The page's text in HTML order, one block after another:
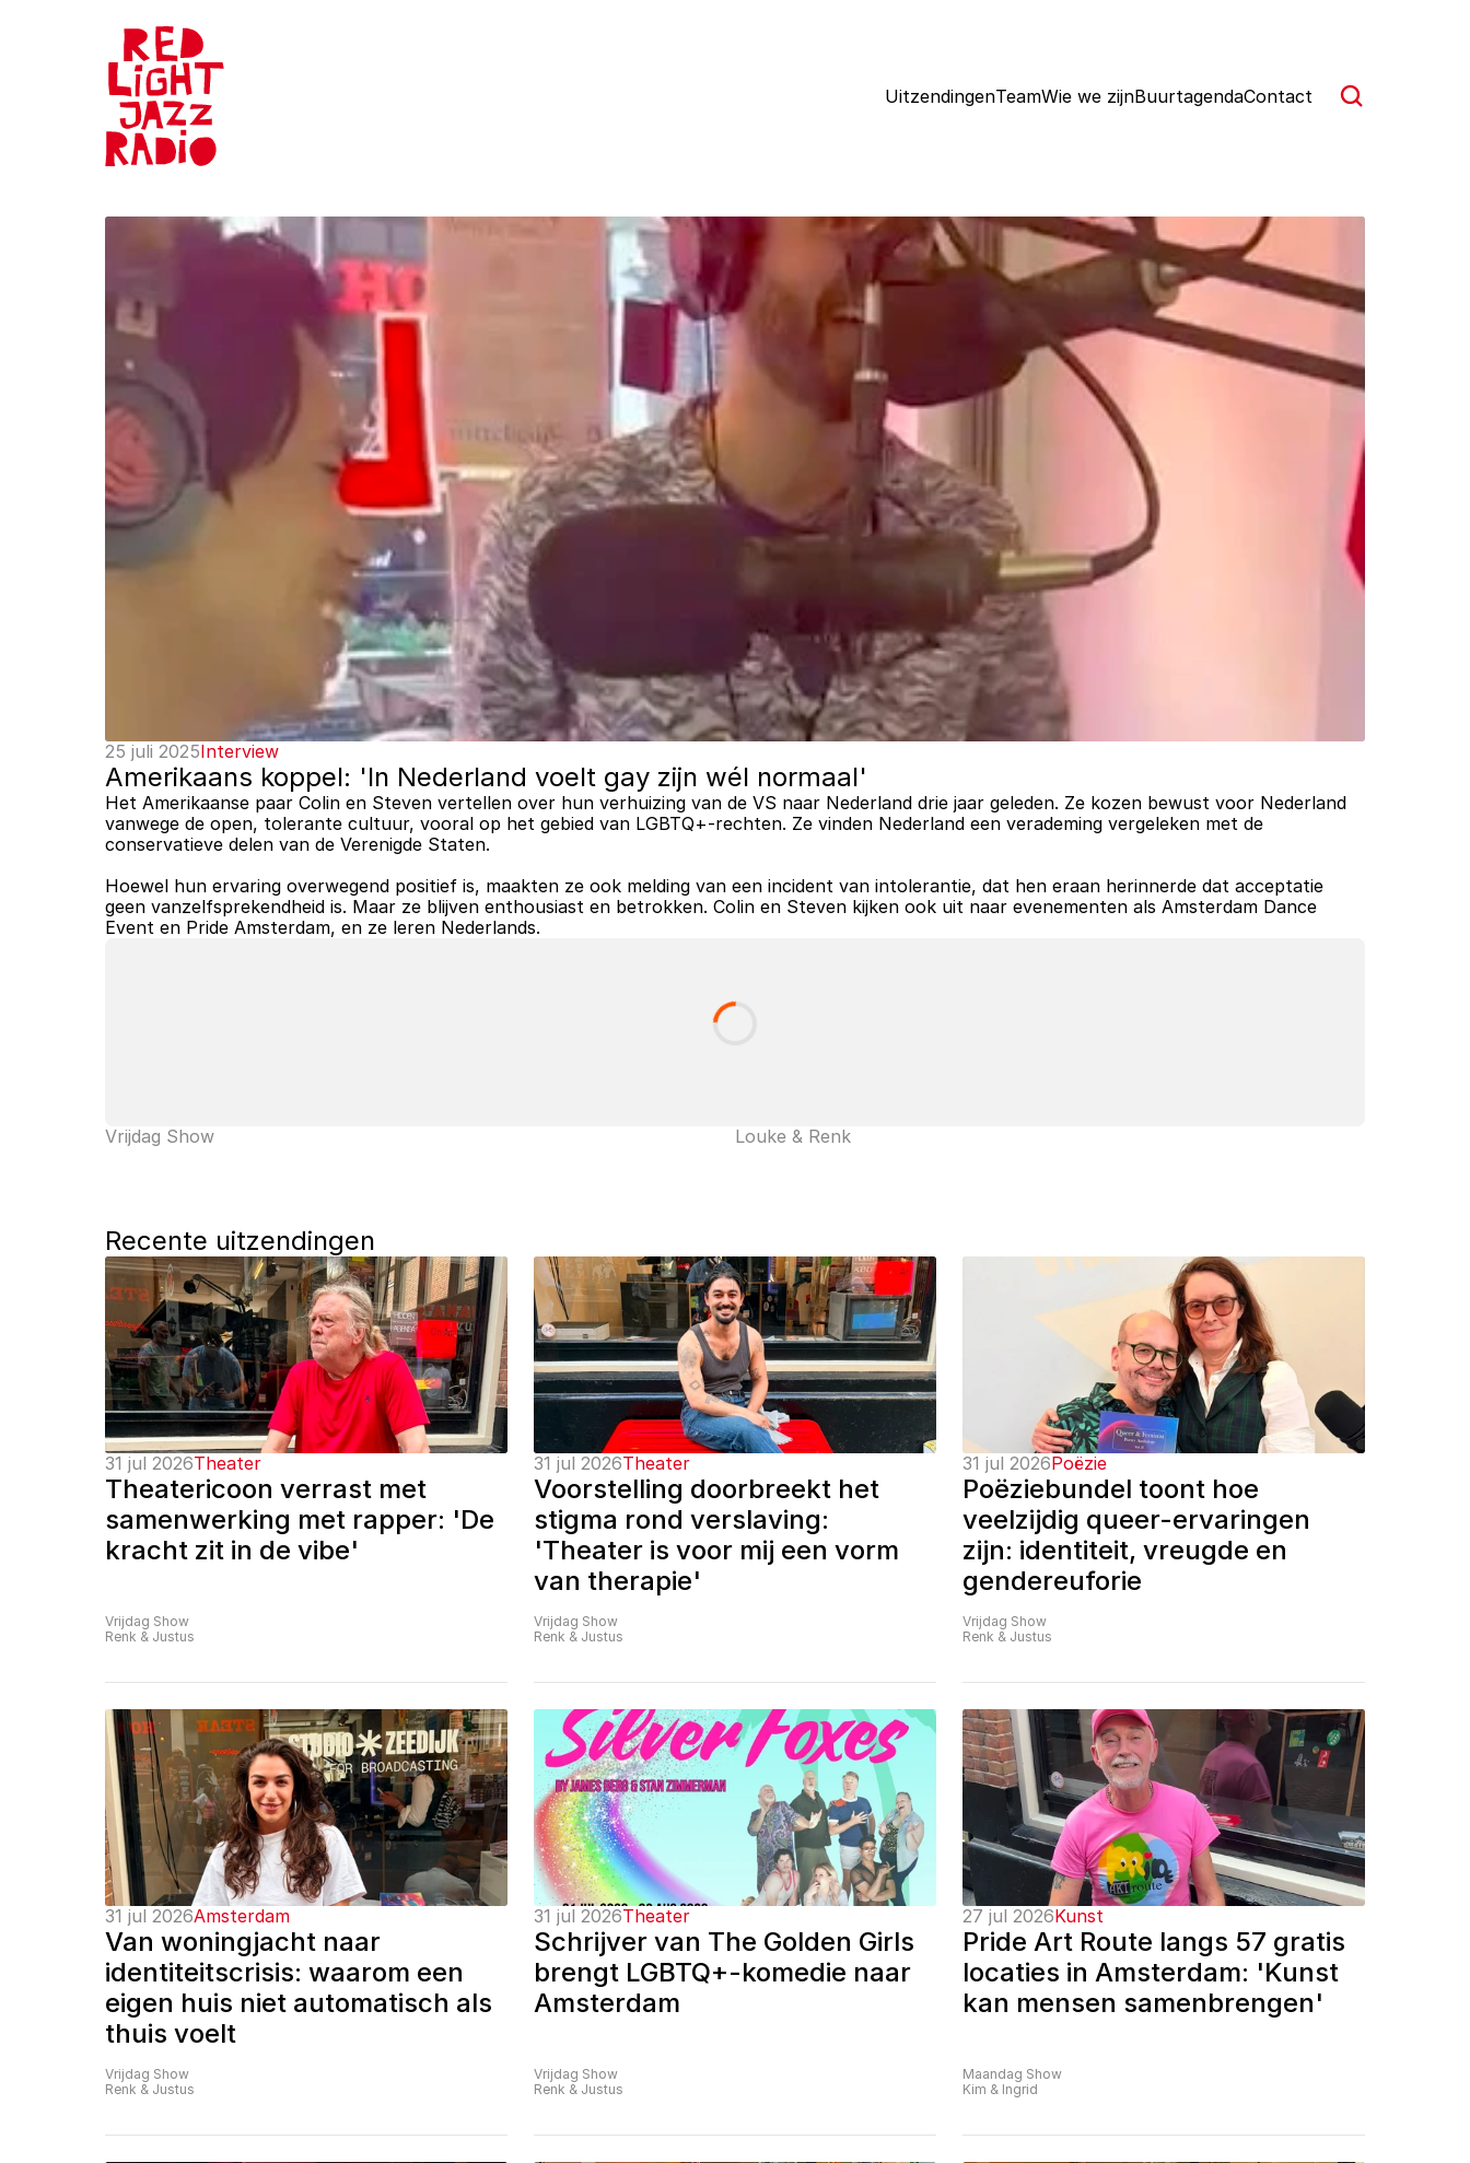
UitzendingenTeamWie we zijnBuurtagendaContact
25 juli 2025Interview
Amerikaans koppel: 'In Nederland voelt gay zijn wél normaal'
Het Amerikaanse paar Colin en Steven vertellen over hun verhuizing van de VS naar Nederland drie jaar geleden. Ze kozen bewust voor Nederland
vanwege de open, tolerante cultuur, vooral op het gebied van LGBTQ+-rechten. Ze vinden Nederland een verademing vergeleken met de
conservatieve delen van de Verenigde Staten.
Hoewel hun ervaring overwegend positief is, maakten ze ook melding van een incident van intolerantie, dat hen eraan herinnerde dat acceptatie
geen vanzelfsprekendheid is. Maar ze blijven enthousiast en betrokken. Colin en Steven kijken ook uit naar evenementen als Amsterdam Dance
Event en Pride Amsterdam, en ze leren Nederlands.
Vrijdag Show Louke & Renk
Recente uitzendingen
31 jul 2026Theater
Theatericoon verrast met
samenwerking met rapper: 'De
kracht zit in de vibe'
Vrijdag Show
Renk & Justus
31 jul 2026Theater
Voorstelling doorbreekt het
stigma rond verslaving:
'Theater is voor mij een vorm
van therapie'
Vrijdag Show
Renk & Justus
31 jul 2026Poëzie
Poëziebundel toont hoe
veelzijdig queer-ervaringen
zijn: identiteit, vreugde en
gendereuforie
Vrijdag Show
Renk & Justus
31 jul 2026Amsterdam
Van woningjacht naar
identiteitscrisis: waarom een
eigen huis niet automatisch als
thuis voelt
Vrijdag Show
Renk & Justus
31 jul 2026Theater
Schrijver van The Golden Girls
brengt LGBTQ+-komedie naar
Amsterdam
Vrijdag Show
Renk & Justus
27 jul 2026Kunst
Pride Art Route langs 57 gratis
locaties in Amsterdam: 'Kunst
kan mensen samenbrengen'
Maandag Show
Kim & Ingrid